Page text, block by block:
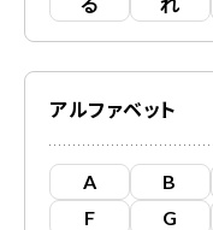
アルファベット
A B
F
G